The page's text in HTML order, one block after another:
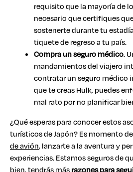
requisito que la mayoría de
necesario que certifiques
sostenerte durante tu
tiquete de regreso a tu país.
Compra un seguro médico.
mandamientos del viajero
contratar un seguro médico
que te creas Hulk, puedes
mal rato por no planificar
¿Qué esperas para conocer estos
turísticos de Japón? Es momento de
de avión, lanzarte a la aventura y
experiencias. Estamos seguros de
bien, tendrás másrazones para